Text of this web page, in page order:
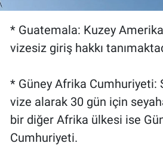
* Guatemala: Kuzey
vizesiz giriş hakkı
* Güney Afrika Cumhuriyeti:
vize alarak 30 gün için
bir diğer Afrika ülkesi ise
Cumhuriyeti.